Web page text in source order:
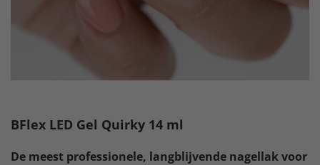
BFlex LED Gel Quirky 14 ml
De meest professionele, langblijvende nagellak voor